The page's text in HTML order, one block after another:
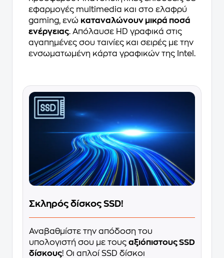
εφαρμογές multimedia και στο ελαφρύ
gaming, ενώ καταναλώνουν μικρά ποσά
ενέργειας. Απόλαυσε HD γραφικά στις
αγαπημένες σου ταινίες και σειρές με την
ενσωματωμένη κάρτα γραφικών της Intel.
Σκληρός δίσκος SSD!
Αναβαθμίστε την απόδοση του
υπολογιστή σου με τους αξιόπιστους SSD
δίσκους! Οι απλοί SSD δίσκοι